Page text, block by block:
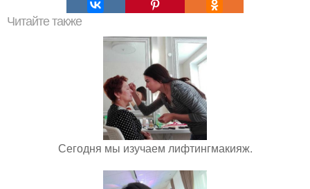
Читайте также
Сегодня мы изучаем лифтингмакияж.